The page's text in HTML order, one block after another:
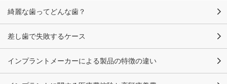
綺麗な歯ってどんな歯？
差し歯で失敗するケース
インプラントメーカーによる製品の特徴の違い